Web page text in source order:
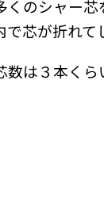
くのシャー芯
芯が折れて
数は３本くら